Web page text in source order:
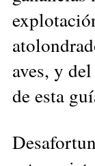
aves, y
de esta